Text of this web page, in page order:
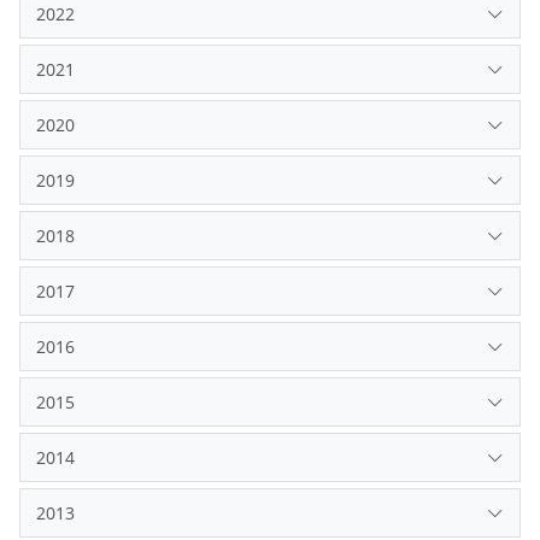
2022
2021
2020
2019
2018
2017
2016
2015
2014
2013